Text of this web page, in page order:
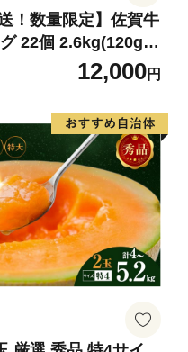
！数量限定】佐賀牛
22個 2.6kg(120g×
黒毛和牛 ブランド牛
グ 牛肉 豚肉 国産 お
菜 おすすめ 人気】(H
12,000円